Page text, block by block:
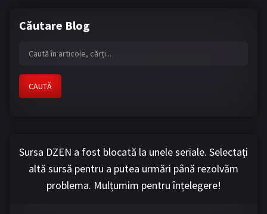
Căutare Blog
CAUTĂ
Sursa DZEN a fost blocată la unele seriale. Selectați
altă sursă pentru a putea urmări până rezolvăm
problema. Mulțumim pentru înțelegere!